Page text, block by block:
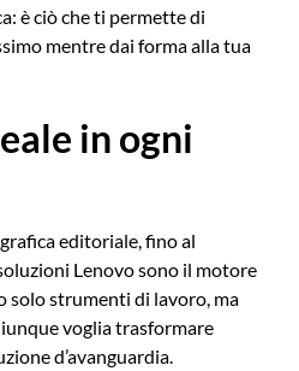
è ciò che ti permette di
mentre dai forma alla tua
in ogni
editoriale, fino al
Lenovo sono il motore
solo strumenti di lavoro, ma
voglia trasformare
d’avanguardia.